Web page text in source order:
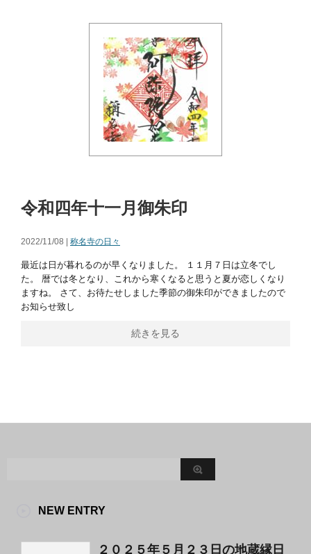
令和四年十一月御朱印
2022/11/08 | 称名寺の日々
最近は日が暮れるのが早くなりました。 １１月７日は立冬でし
た。 暦では冬となり、これから寒くなると思うと夏が恋しくなり
ますね。 さて、お待たせしました季節の御朱印ができましたので
お知らせ致し
続きを見る
NEW ENTRY
２０２５年５月２３日の地蔵縁日